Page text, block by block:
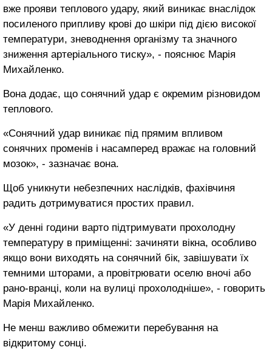
вже прояви теплового удару, який виникає внаслідок
посиленого припливу крові до шкіри під дією високої
температури, зневоднення організму та значного
зниження артеріального тиску», - пояснює Марія
Михайленко.
Вона додає, що сонячний удар є окремим різновидом
теплового.
«Сонячний удар виникає під прямим впливом
сонячних променів і насамперед вражає на головний
мозок», - зазначає вона.
Щоб уникнути небезпечних наслідків, фахівчиня
радить дотримуватися простих правил.
«У денні години варто підтримувати прохолодну
температуру в приміщенні: зачиняти вікна, особливо
якщо вони виходять на сонячний бік, завішувати їх
темними шторами, а провітрювати оселю вночі або
рано-вранці, коли на вулиці прохолодніше», - говорить
Марія Михайленко.
Не менш важливо обмежити перебування на
відкритому сонці.